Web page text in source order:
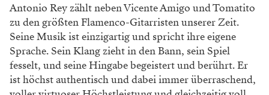
Antonio Rey zählt neben Vicente Amigo und Tomatito
zu den größten Flamenco-Gitarristen unserer Zeit.
Seine Musik ist einzigartig und spricht ihre eigene
Sprache. Sein Klang zieht in den Bann, sein Spiel
fesselt, und seine Hingabe begeistert und berührt. Er
ist höchst authentisch und dabei immer überraschend,